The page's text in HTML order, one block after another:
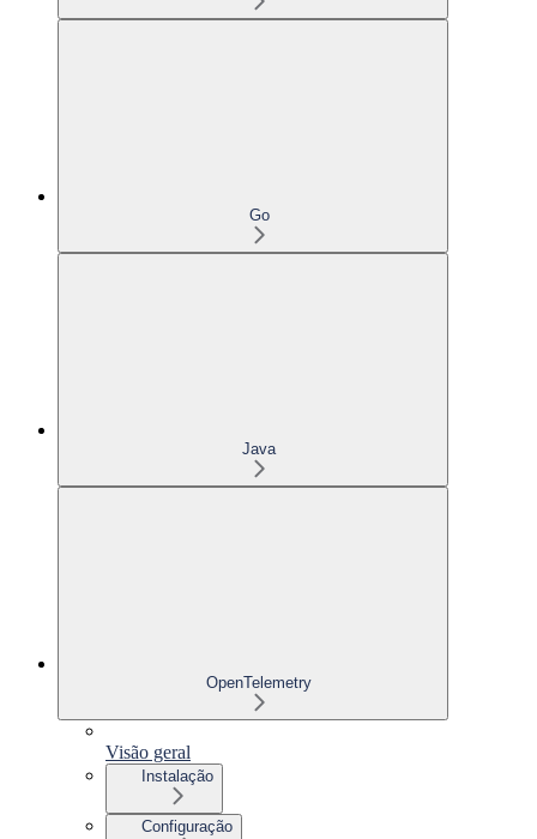
Go
Java
OpenTelemetry
Visão geral
Instalação
Configuração